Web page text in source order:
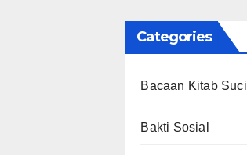
Categories
Bacaan Kitab Suci
Bakti Sosial